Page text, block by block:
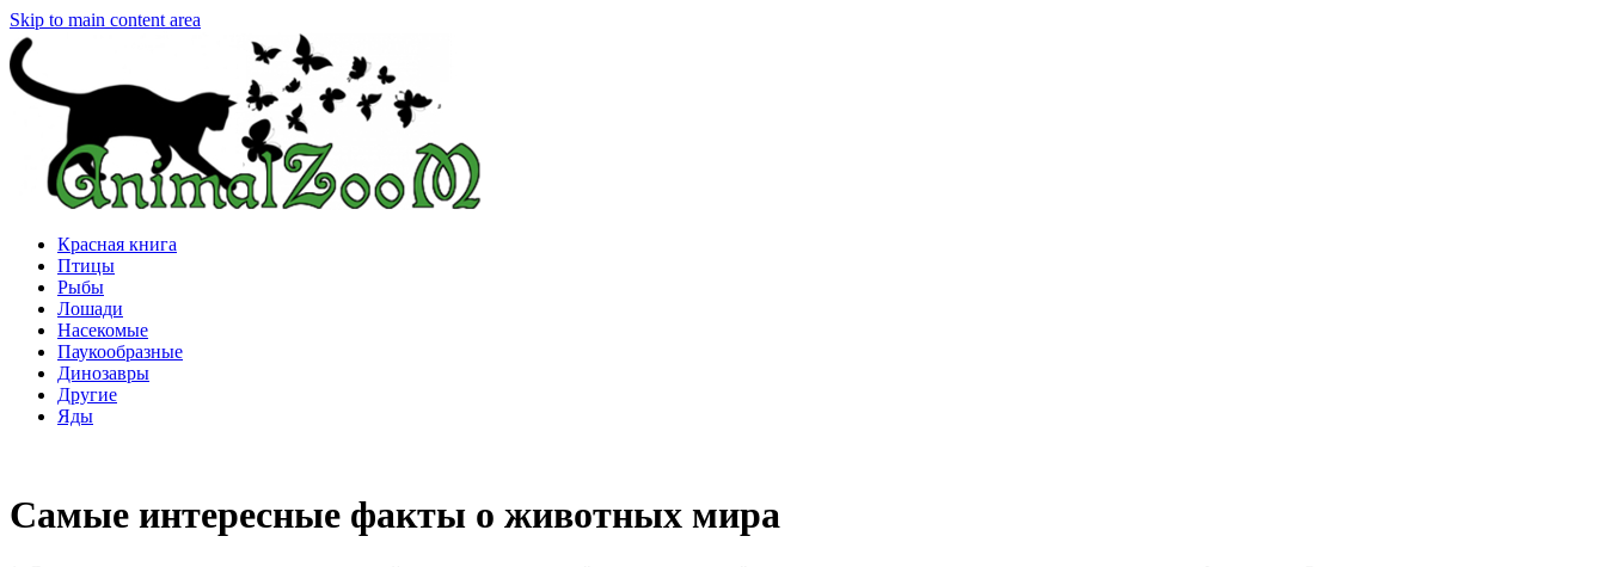
Skip to main content area
Красная книга
Птицы
Рыбы
Лошади
Насекомые
Паукообразные
Динозавры
Другие
Яды
Самые интересные факты о животных мира